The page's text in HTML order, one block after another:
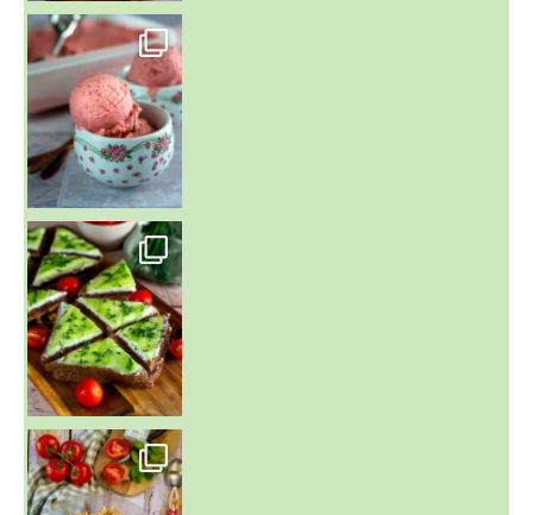
~ NICE CREAM À LA FRAISE ~
Presque un mois que
~ SALADE DE PÂTES AUX DEUX TOMATES THON ET BURRA